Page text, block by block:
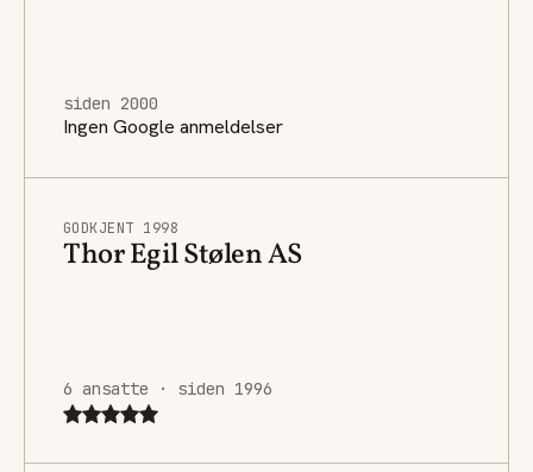
siden 2000
Ingen Google anmeldelser
GODKJENT 1998
Thor Egil Stølen AS
6 ansatte · siden 1996